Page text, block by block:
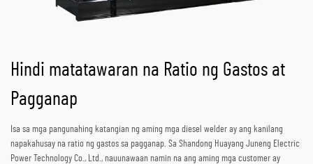
Hindi matatawaran na Ratio ng Gastos at
Pagganap
Isa sa mga pangunahing katangian ng aming mga diesel welder ay ang kanilang
napakahusay na ratio ng gastos sa pagganap. Sa Shandong Huayang Juneng Electric
Power Technology Co., Ltd., nauunawaan namin na ang aming mga customer ay